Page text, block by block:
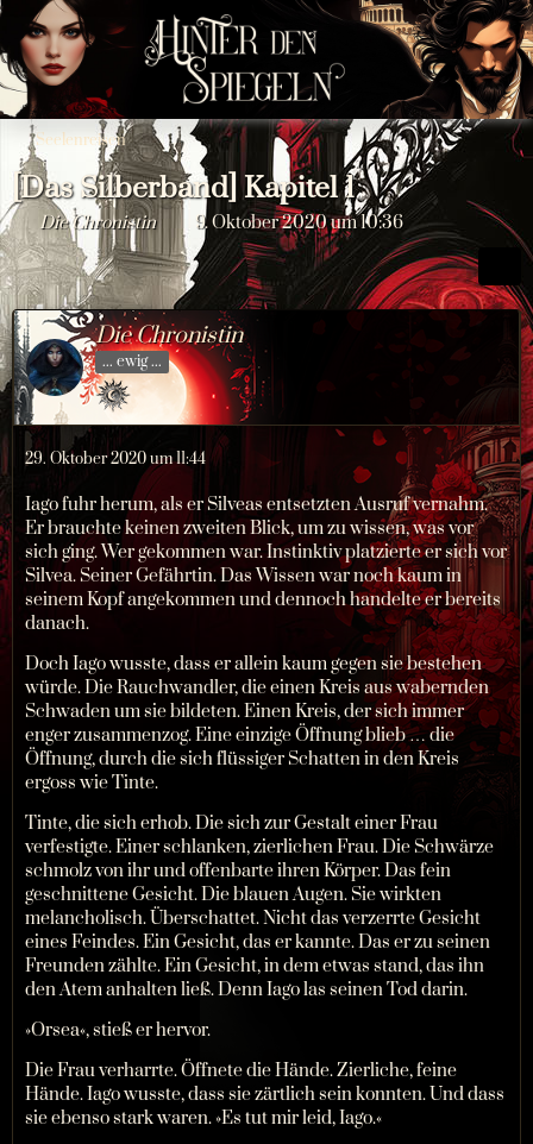
Seelenreisen
[Das Silberband] Kapitel 1
Die Chronistin 9. Oktober 2020 um 10:36
Die Chronistin
... ewig ...
29. Oktober 2020 um 11:44
Iago fuhr herum, als er Silveas entsetzten Ausruf vernahm.
Er brauchte keinen zweiten Blick, um zu wissen, was vor
sich ging. Wer gekommen war. Instinktiv platzierte er sich vor
Silvea. Seiner Gefährtin. Das Wissen war noch kaum in
seinem Kopf angekommen und dennoch handelte er bereits
danach.
Doch Iago wusste, dass er allein kaum gegen sie bestehen
würde. Die Rauchwandler, die einen Kreis aus wabernden
Schwaden um sie bildeten. Einen Kreis, der sich immer
enger zusammenzog. Eine einzige Öffnung blieb … die
Öffnung, durch die sich flüssiger Schatten in den Kreis
ergoss wie Tinte.
Tinte, die sich erhob. Die sich zur Gestalt einer Frau
verfestigte. Einer schlanken, zierlichen Frau. Die Schwärze
schmolz von ihr und offenbarte ihren Körper. Das fein
geschnittene Gesicht. Die blauen Augen. Sie wirkten
melancholisch. Überschattet. Nicht das verzerrte Gesicht
eines Feindes. Ein Gesicht, das er kannte. Das er zu seinen
Freunden zählte. Ein Gesicht, in dem etwas stand, das ihn
den Atem anhalten ließ. Denn Iago las seinen Tod darin.
»Orsea«, stieß er hervor.
Die Frau verharrte. Öffnete die Hände. Zierliche, feine
Hände. Iago wusste, dass sie zärtlich sein konnten. Und dass
sie ebenso stark waren. »Es tut mir leid, Iago.«